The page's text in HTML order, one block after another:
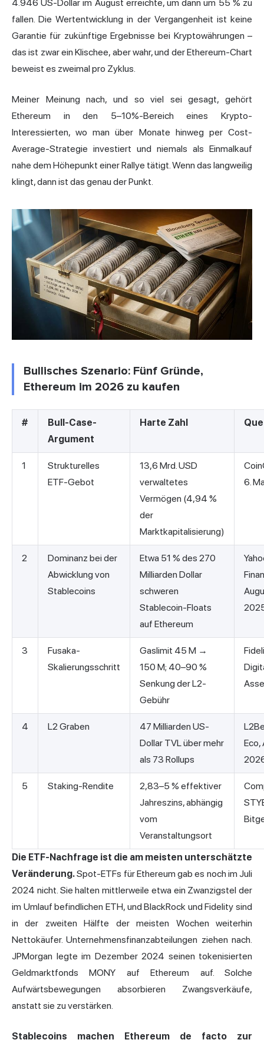
4.946 US-Dollar im August erreichte, um dann um 55 % zu
fallen. Die Wertentwicklung in der Vergangenheit ist keine
Garantie für zukünftige Ergebnisse bei Kryptowährungen –
das ist zwar ein Klischee, aber wahr, und der Ethereum-Chart
beweist es zweimal pro Zyklus.
Meiner Meinung nach, und so viel sei gesagt, gehört
Ethereum in den 5–10%-Bereich eines Krypto-
Interessierten, wo man über Monate hinweg per Cost-
Average-Strategie investiert und niemals als Einmalkauf
nahe dem Höhepunkt einer Rallye tätigt. Wenn das langweilig
klingt, dann ist das genau der Punkt.
Bullisches Szenario: Fünf Gründe,
Ethereum im 2026 zu kaufen
#
Bull-Case-
Argument
Harte Zahl
1
Strukturelles
ETF-Gebot
13,6 Mrd. USD
verwaltetes
Vermögen (4,94 %
der
Marktkapitalisierung)
6.
2
Dominanz bei der
Abwicklung von
Stablecoins
Etwa 51 % des 270
Milliarden Dollar
schweren
Stablecoin-Floats
auf Ethereum
3
Fusaka-
Skalierungsschritt
Gaslimit 45 M →
150 M; 40–90 %
Senkung der L2-
Gebühr
4 L2 Graben
47 Milliarden US-
Dollar TVL über mehr
als 73 Rollups
Eco,
5 Staking-Rendite
2,83–5 % effektiver
Jahreszins, abhängig
vom
Veranstaltungsort
Die ETF-Nachfrage ist die am meisten unterschätzte
Veränderung.Spot-ETFs für Ethereum gab es noch im Juli
2024 nicht. Sie halten mittlerweile etwa ein Zwanzigstel der
im Umlauf befindlichen ETH, und BlackRock und Fidelity sind
in der zweiten Hälfte der meisten Wochen weiterhin
Nettokäufer. Unternehmensfinanzabteilungen ziehen nach.
JPMorgan legte im Dezember 2024 seinen tokenisierten
Geldmarktfonds MONY auf Ethereum auf. Solche
Aufwärtsbewegungen absorbieren Zwangsverkäufe,
anstatt sie zu verstärken.
Stablecoins machen Ethereum de facto zur